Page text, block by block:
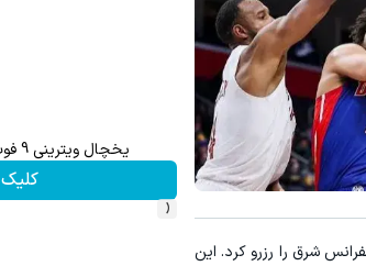
بلیت حضور در فینال کنفرانس شرق را رزرو کرد. این
ترید EURUSD با اسپرد از صفر پیپ
ثبت نام کنید
‹